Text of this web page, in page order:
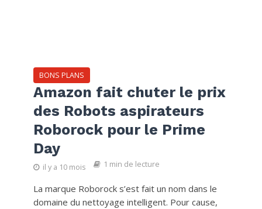
BONS PLANS
Amazon fait chuter le prix
des Robots aspirateurs
Roborock pour le Prime
Day
il y a 10 mois 1 min de lecture
La marque Roborock s’est fait un nom dans le
domaine du nettoyage intelligent. Pour cause,